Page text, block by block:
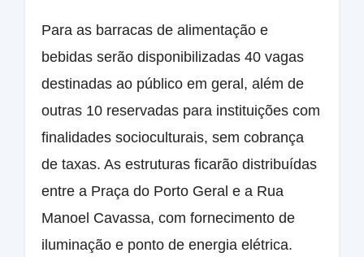
Para as barracas de alimentação e
bebidas serão disponibilizadas 40 vagas
destinadas ao público em geral, além de
outras 10 reservadas para instituições com
finalidades socioculturais, sem cobrança
de taxas. As estruturas ficarão distribuídas
entre a Praça do Porto Geral e a Rua
Manoel Cavassa, com fornecimento de
iluminação e ponto de energia elétrica.